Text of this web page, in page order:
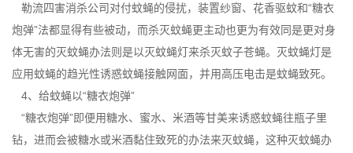
勒流四害消杀公司对付蚊蝇的侵扰，装置纱窗、花香驱蚊和“糖衣
炮弹”法都显得有些被动，而杀灭蚊蝇更主动也更为有效同是更对身
体无害的灭蚊蝇办法则是以灭蚊蝇灯来杀灭蚊子苍蝇。灭蚊蝇灯是
应用蚊蝇的趋光性诱惑蚊蝇接触网面，并用高压电击是蚊蝇致死。
4、给蚊蝇以“糖衣炮弹”
“糖衣炮弹”即便用糖水、蜜水、米酒等甘美来诱惑蚊蝇往瓶子里
钻，进而会被糖水或米酒黏住致死的办法来灭蚊蝇，这种灭蚊蝇办